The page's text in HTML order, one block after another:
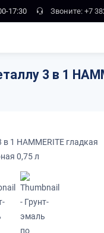
17:30 Звоните: +7
3 в 1